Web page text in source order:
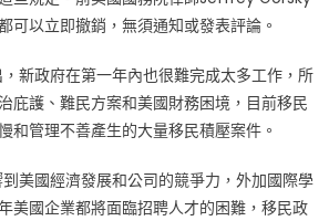
可以立即撤銷，無須通知或發表評論。
新政府在第一年內也很難完成太多工作，所
庇護、難民方案和美國財務困境，目前移民
和管理不善產生的大量移民積壓案件。
美國經濟發展和公司的競爭力，外加國際學
美國企業都將面臨招聘人才的困難，移民政